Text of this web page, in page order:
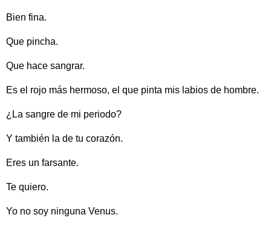
Bien fina.
Que pincha.
Que hace sangrar.
Es el rojo más hermoso, el que pinta mis labios de hombre.
¿La sangre de mi periodo?
Y también la de tu corazón.
Eres un farsante.
Te quiero.
Yo no soy ninguna Venus.